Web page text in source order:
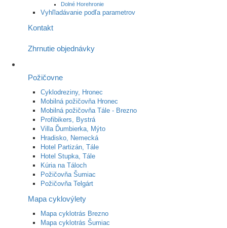
Dolné Horehronie
Vyhľladávanie podľa parametrov
Kontakt
Zhrnutie objednávky
Požičovne
Cyklodreziny, Hronec
Mobilná požičovňa Hronec
Mobilná požičovňa Tále - Brezno
Profibikers, Bystrá
Villa Ďumbierka, Mýto
Hradisko, Nemecká
Hotel Partizán, Tále
Hotel Stupka, Tále
Kúria na Táloch
Požičovňa Šumiac
Požičovňa Telgárt
Mapa cyklovýlety
Mapa cyklotrás Brezno
Mapa cyklotrás Šumiac